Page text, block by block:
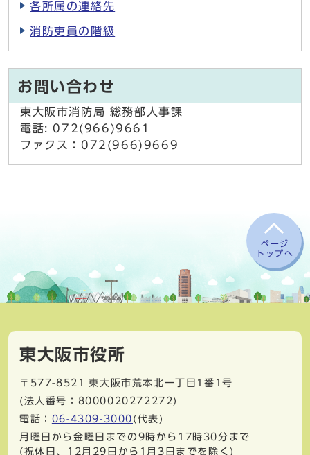
各所属の連絡先
消防吏員の階級
お問い合わせ
東大阪市消防局 総務部人事課
電話: 072(966)9661
ファクス：072(966)9669
ページ
トップへ
東大阪市役所
〒577-8521
東大阪市荒本北一丁目1番1号
(法人番号：8000020272272)
電話： 06-4309-3000 (代表)
月曜日から金曜日までの9時から17時30分まで
(祝休日、12月29日から1月3日までを除く)